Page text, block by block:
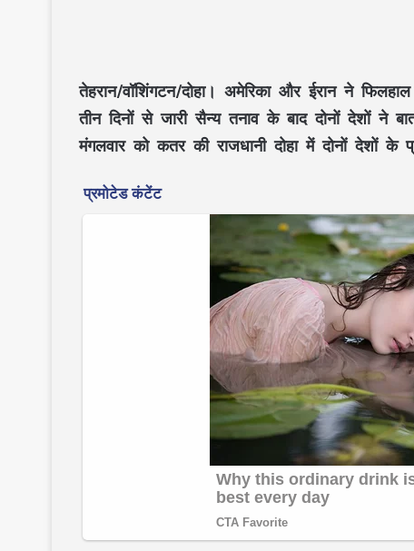
तेहरान/वॉशिंगटन/दोहा। अमेरिका और ईरान ने
तीन दिनों से जारी सैन्य तनाव के बाद दोनों देशों ने
मंगलवार को कतर की राजधानी दोहा में दोनों देशों के